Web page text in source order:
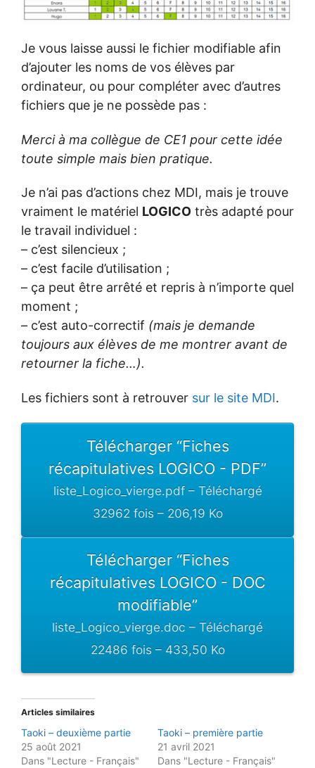
Je vous laisse aussi le fichier modifiable afin
d’ajouter les noms de vos élèves par
ordinateur, ou pour compléter avec d’autres
fichiers que je ne possède pas :
Merci à ma collègue de CE1 pour cette idée
toute simple mais bien pratique.
Je n’ai pas d’actions chez MDI, mais je trouve
vraiment le matériel LOGICO très adapté pour
le travail individuel :
– c’est silencieux ;
– c’est facile d’utilisation ;
– ça peut être arrêté et repris à n’importe quel
moment ;
– c’est auto-correctif (mais je demande
toujours aux élèves de me montrer avant de
retourner la fiche…).
Les fichiers sont à retrouver sur le site MDI.
Télécharger “Fiches
récapitulatives LOGICO - PDF”
liste_Logico_vierge.pdf – Téléchargé
32962 fois – 206,19 Ko
Télécharger “Fiches
récapitulatives LOGICO - DOC
modifiable”
liste_Logico_vierge.doc – Téléchargé
22486 fois – 433,50 Ko
Articles similaires
Taoki – deuxième partie
25 août 2021
Dans "Lecture - Français"
Taoki – première partie
21 avril 2021
Dans "Lecture - Français"